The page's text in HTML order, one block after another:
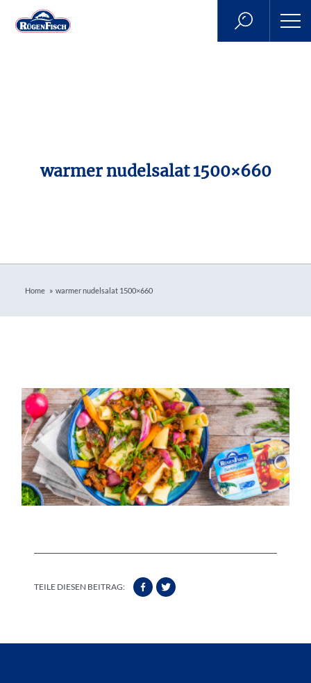
warmer nudelsalat 1500×660
Home » warmer nudelsalat 1500×660
TEILE DIESEN BEITRAG: